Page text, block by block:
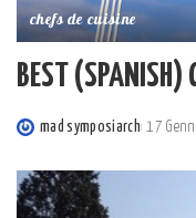
chefs de cuisine
BEST (SPANISH)
Posted
by
mad symposiarch 17